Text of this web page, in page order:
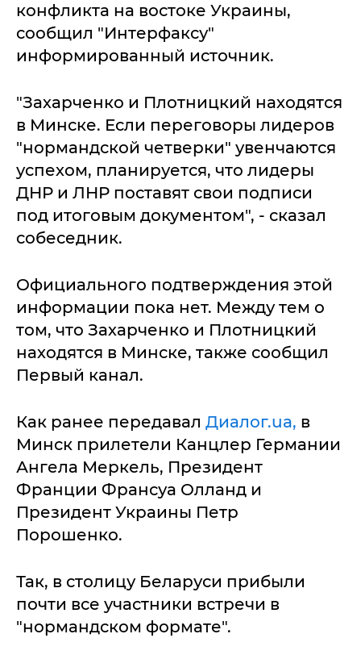
конфликта на востоке Украины,
сообщил "Интерфаксу"
информированный источник.
"Захарченко и Плотницкий находятся
в Минске. Если переговоры лидеров
"нормандской четверки" увенчаются
успехом, планируется, что лидеры
ДНР и ЛНР поставят свои подписи
под итоговым документом", - сказал
собеседник.
Официального подтверждения этой
информации пока нет. Между тем о
том, что Захарченко и Плотницкий
находятся в Минске, также сообщил
Первый канал.
Как ранее передавал Диалог.ua, в
Минск прилетели Канцлер Германии
Ангела Меркель, Президент
Франции Франсуа Олланд и
Президент Украины Петр
Порошенко.
Так, в столицу Беларуси прибыли
почти все участники встречи в
"нормандском формате".